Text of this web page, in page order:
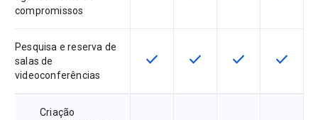
compromissos
Pesquisa e reserva de
salas de
videoconferências
Esta funcionalidade está
check Esta funcionalidade está
check Esta
check Esta
check
Criação